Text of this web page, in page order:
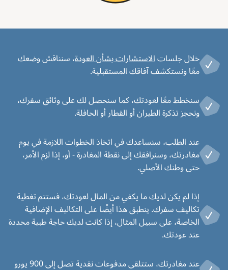
خلال جلسات الاستشارات بشأن العودة، سنناقش وضعك
معًا ونستكشف آفاقك المستقبلية.
سنخطط معًا لعودتك، كما سنحصل لك على وثائق سفرك،
ونحجز تذكرة الطيران أو القطار أو الحافلة.
عند الطلب، سنساعدك في اتخاذ الخطوات اللازمة في يوم
مغادرتك، وسنرافقك إلى نقطة المغادرة - أو، إذا لزم الأمر،
حتى وطنك الأصلي.
إذا لم يكن لديك ما يكفي من المال لعودتك، فستتم تغطية
تكاليف سفرك. ينطبق هذا أيضًا على التكاليف الإضافية
الخاصة، على سبيل المثال، إذا كانت لديك حاجة طبية محددة
عند عودتك.
عند مغادرتك، ستتلقى مدفوعات نقدية تصل إلى 900 يورو